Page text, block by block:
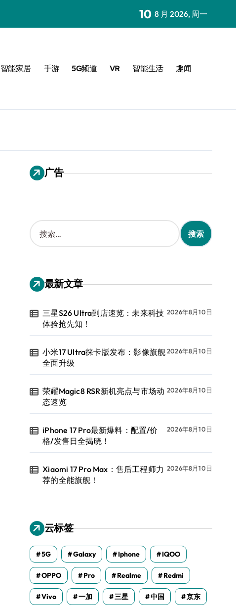
10 8 月 2026, 周一
智能家居 手游 5G频道 VR 智能生活 趣闻
广告
搜
索
：
最新文章
三星S26 Ultra到店速览：未来科技
体验抢先知！
2026年8月10日
小米17 Ultra徕卡版发布：影像旗舰
全面升级
2026年8月10日
荣耀Magic8 RSR新机亮点与市场动
态速览
2026年8月10日
iPhone 17 Pro最新爆料：配置/价
格/发售日全揭晓！
2026年8月10日
Xiaomi 17 Pro Max：售后工程师力
荐的全能旗舰！
2026年8月10日
云标签
5G Galaxy Iphone IQOO
OPPO Pro Realme Redmi
Vivo 一加 三星 中国 京东